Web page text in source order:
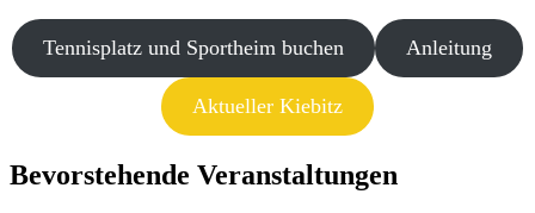
Tennisplatz und Sportheim buchen Anleitung
Aktueller Kiebitz
Bevorstehende Veranstaltungen